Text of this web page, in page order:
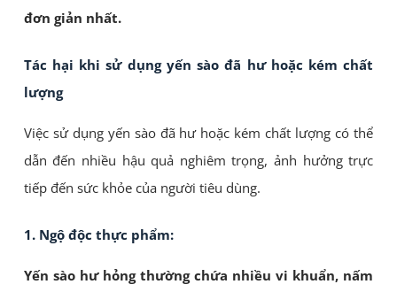
đơn giản nhất.
Tác hại khi sử dụng yến sào đã hư hoặc kém chất
lượng
Việc sử dụng yến sào đã hư hoặc kém chất lượng có thể
dẫn đến nhiều hậu quả nghiêm trọng, ảnh hưởng trực
tiếp đến sức khỏe của người tiêu dùng.
1. Ngộ độc thực phẩm:
Yến sào hư hỏng thường chứa nhiều vi khuẩn, nấm